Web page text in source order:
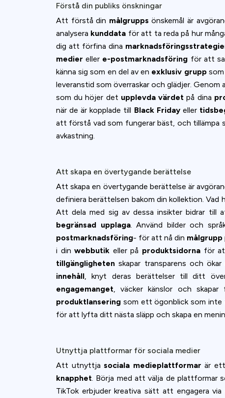
Förstå din publiks önskningar
Att förstå din målgrupps önskemål är
analysera kunddata för att ta reda på hur
dig att förfina dina
medier eller e-postmarknadsföring för att
känna sig som en del av en exklusiv gruppsom
leveranstid som överraskar och glädjer. Genom
som du höjer det upplevda värdet på dina
när de är kopplade till Black Fridayeller
att förstå vad som fungerar bäst, och tillämpa
avkastning.
Att skapa en övertygande berättelse
Att skapa en övertygande berättelse är
definiera berättelsen bakom din kollektion.
Att dela med sig av dessa insikter bidrar till
begränsad upplaga. Använd bilder och
postmarknadsföring- för att nå din målgrupp
i dinwebbutik eller på produktsidornaför att
tillgängligheten skapar transparens och ökar
innehåll , knyt deras berättelser till ditt
engagemanget , väcker känslor och
produktlansering som ett ögonblick som inte
för att lyfta ditt nästa släpp och skapa en
Utnyttja plattformar för sociala medier
Att utnyttjasociala medieplattformar är
knapphet . Börja med att välja de plattformar
TikTok erbjuder kreativa sätt att engagera